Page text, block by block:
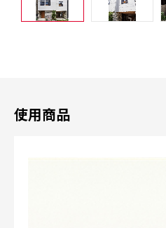
使用商品